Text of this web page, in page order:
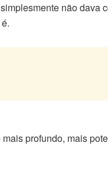
não dava
profundo, mais